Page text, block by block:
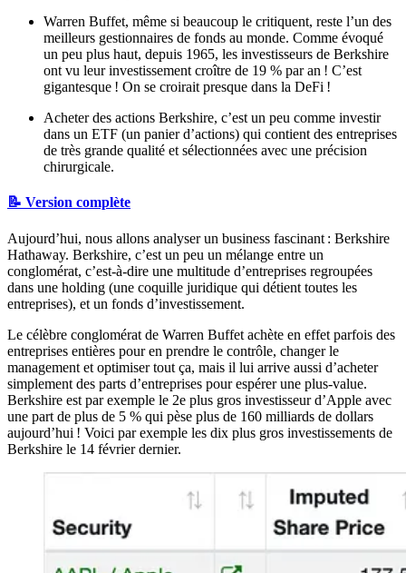
Warren Buffet, même si beaucoup le critiquent, reste l’un des
meilleurs gestionnaires de fonds au monde. Comme évoqué
un peu plus haut, depuis 1965, les investisseurs de Berkshire
ont vu leur investissement croître de 19 % par an ! C’est
gigantesque ! On se croirait presque dans la DeFi !
Acheter des actions Berkshire, c’est un peu comme investir
dans un ETF (un panier d’actions) qui contient des entreprises
de très grande qualité et sélectionnées avec une précision
chirurgicale.
📝 Version complète
Aujourd’hui, nous allons analyser un business fascinant : Berkshire
Hathaway. Berkshire, c’est un peu un mélange entre un
conglomérat, c’est-à-dire une multitude d’entreprises regroupées
dans une holding (une coquille juridique qui détient toutes les
entreprises), et un fonds d’investissement.
Le célèbre conglomérat de Warren Buffet achète en effet parfois des
entreprises entières pour en prendre le contrôle, changer le
management et optimiser tout ça, mais il lui arrive aussi d’acheter
simplement des parts d’entreprises pour espérer une plus-value.
Berkshire est par exemple le 2e plus gros investisseur d’Apple avec
une part de plus de 5 % qui pèse plus de 160 milliards de dollars
aujourd’hui ! Voici par exemple les dix plus gros investissements de
Berkshire le 14 février dernier.